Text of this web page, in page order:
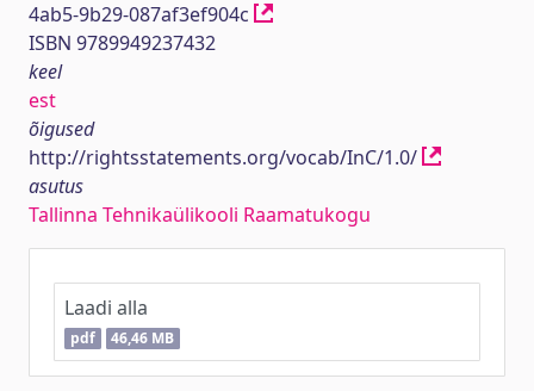
4ab5-9b29-087af3ef904c
ISBN 9789949237432
keel
est
õigused
http://rightsstatements.org/vocab/InC/1.0/
asutus
Tallinna Tehnikaülikooli Raamatukogu
Laadi alla
pdf 46,46 MB